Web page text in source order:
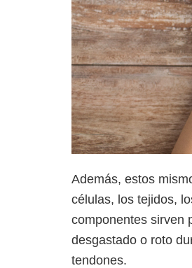
Además, estos
células, los tejidos,
componentes sirven
desgastado o roto
tendones.